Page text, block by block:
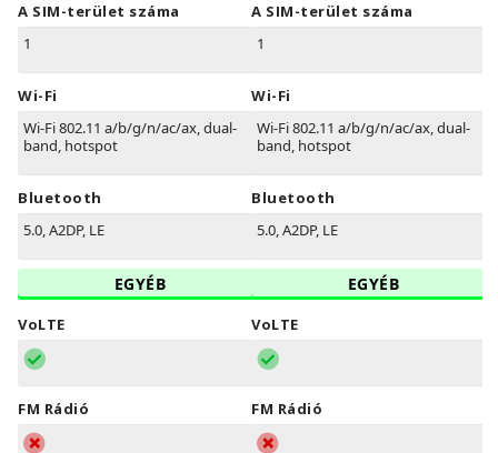
A SIM-terület száma
1
Wi-Fi
Wi-Fi 802.11 a/b/g/n/ac/ax, dual-
band, hotspot
Bluetooth
5.0, A2DP, LE
EGYÉB
VoLTE
FM Rádió
A SIM-terület száma
1
Wi-Fi
Wi-Fi 802.11 a/b/g/n/ac/ax, dual-
band, hotspot
Bluetooth
5.0, A2DP, LE
EGYÉB
VoLTE
FM Rádió